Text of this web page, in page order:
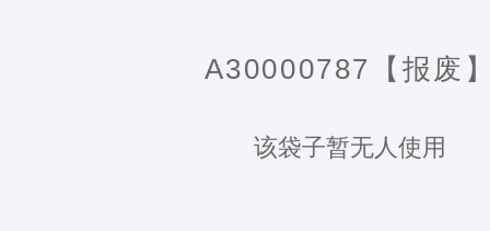
A30000787【报废
该袋子暂无人使用